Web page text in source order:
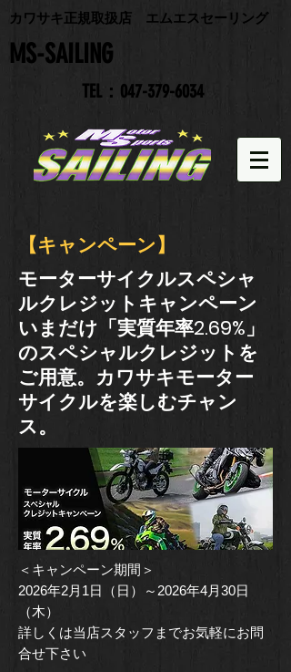
​カワサキ正規取扱店 エムエスセーリング
​MS-SAILING
TEL：047-379-6034
​【キャンペーン】
モーターサイクルスペシャ
ルクレジットキャンペーン
いまだけ「実質年率2.69%」
のスペシャルクレジットを
ご用意。カワサキモーター
サイクルを楽しむチャン
ス。
＜キャンペーン期間＞
2026年2月1日（日）～2026年4月30日
（木）
​詳しくは当店スタッフまでお気軽にお問
合せ下さい